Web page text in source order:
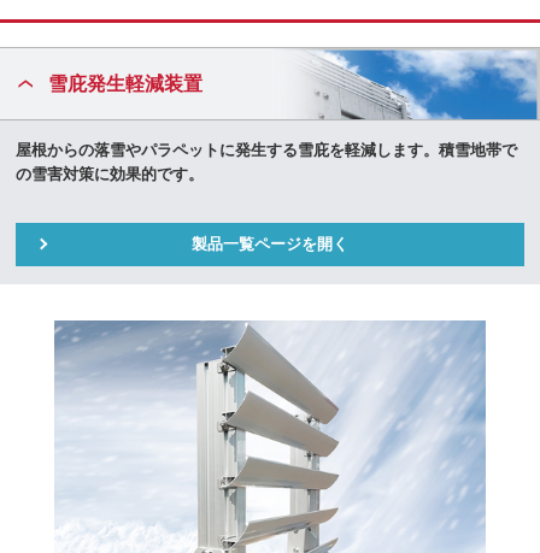
雪庇発生軽減装置
屋根からの落雪やパラペットに発生する雪庇を軽減します。積雪地帯で
の雪害対策に効果的です。
製品一覧ページを開く